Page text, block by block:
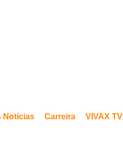
Notícias Carreira VIVAX TV